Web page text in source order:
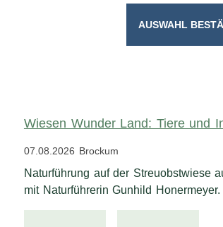
Wiesen Wunder Land: Tiere und
07.08.2026 Brockum
Naturführung auf der Streuobstwiese
mit Naturführerin Gunhild Honermeyer.